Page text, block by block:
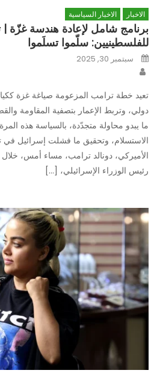
الاخبار الاخبار السياسية
برنامج شامل لإعادة هندسة غزّة |
للفلسطينيين: سلّموا تسلَموا
Posted
onسبتمبر 30, 2025
تعيد خطة ترامب المزعومة صياغة غزة
دولي، وتربط الإعمار بتصفية المقاومة
ما يبدو محاولة متجدّدة، بالسياسة هذه
الاستسلام، وتحقيق ما فشلت إسرائيل في
الأميركي، دونالد ترامب، مساء أمس،
رئيس الوزراء الإسرائيلي، […]